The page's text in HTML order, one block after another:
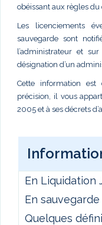
obéissant aux règles
Les licenciements
sauvegarde sont
l’administrateur et
désignation d’un
Cette information
précision, il vous
2005 et à ses décrets
En Liquidation
En sauvegarde
Quelques